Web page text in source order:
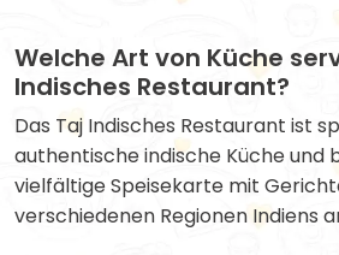
Welche Art von Küche
Indisches Restaurant?
Das Taj Indisches Restaurant ist
authentische indische Küche und
vielfältige Speisekarte mit
verschiedenen Regionen Indiens